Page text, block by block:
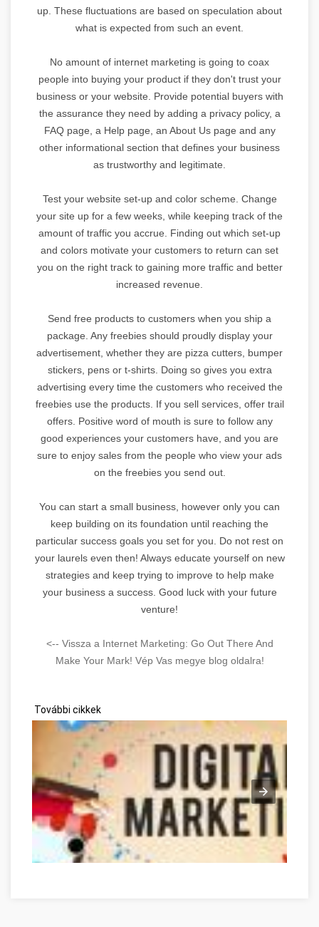
up. These fluctuations are based on speculation about
what is expected from such an event.
No amount of internet marketing is going to coax
people into buying your product if they don't trust your
business or your website. Provide potential buyers with
the assurance they need by adding a privacy policy, a
FAQ page, a Help page, an About Us page and any
other informational section that defines your business
as trustworthy and legitimate.
Test your website set-up and color scheme. Change
your site up for a few weeks, while keeping track of the
amount of traffic you accrue. Finding out which set-up
and colors motivate your customers to return can set
you on the right track to gaining more traffic and better
increased revenue.
Send free products to customers when you ship a
package. Any freebies should proudly display your
advertisement, whether they are pizza cutters, bumper
stickers, pens or t-shirts. Doing so gives you extra
advertising every time the customers who received the
freebies use the products. If you sell services, offer trail
offers. Positive word of mouth is sure to follow any
good experiences your customers have, and you are
sure to enjoy sales from the people who view your ads
on the freebies you send out.
You can start a small business, however only you can
keep building on its foundation until reaching the
particular success goals you set for you. Do not rest on
your laurels even then! Always educate yourself on new
strategies and keep trying to improve to help make
your business a success. Good luck with your future
venture!
<-- Vissza a Internet Marketing: Go Out There And
Make Your Mark! Vép Vas megye blog oldalra!
További cikkek